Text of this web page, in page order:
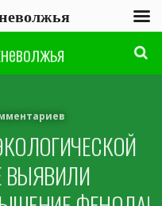
ВЫЯВИЛИ